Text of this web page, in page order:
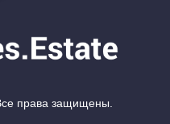
права защищены.